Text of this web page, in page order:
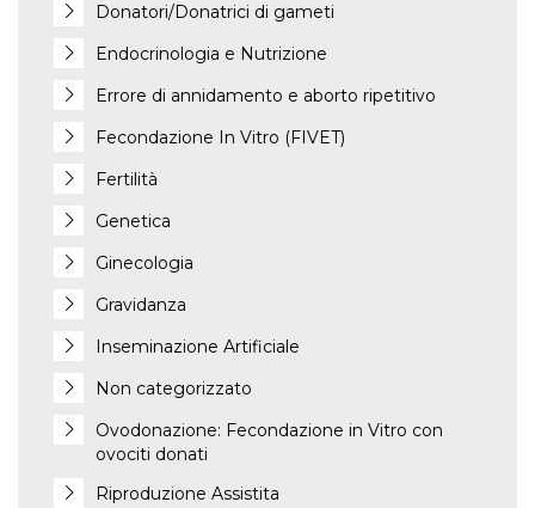
Donatori/Donatrici di gameti
Endocrinologia e Nutrizione
Errore di annidamento e aborto ripetitivo
Fecondazione In Vitro (FIVET)
Fertilità
Genetica
Ginecologia
Gravidanza
Inseminazione Artificiale
Non categorizzato
Ovodonazione: Fecondazione in Vitro con
ovociti donati
Riproduzione Assistita